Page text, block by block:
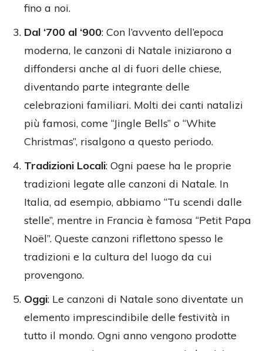
fino a noi.
Dal ‘700 al ‘900: Con l’avvento dell’epoca
moderna, le canzoni di Natale iniziarono a
diffondersi anche al di fuori delle chiese,
diventando parte integrante delle
celebrazioni familiari. Molti dei canti natalizi
più famosi, come “Jingle Bells” o “White
Christmas”, risalgono a questo periodo.
Tradizioni Locali: Ogni paese ha le proprie
tradizioni legate alle canzoni di Natale. In
Italia, ad esempio, abbiamo “Tu scendi dalle
stelle”, mentre in Francia è famosa “Petit Papa
Noël”. Queste canzoni riflettono spesso le
tradizioni e la cultura del luogo da cui
provengono.
Oggi: Le canzoni di Natale sono diventate un
elemento imprescindibile delle festività in
tutto il mondo. Ogni anno vengono prodotte